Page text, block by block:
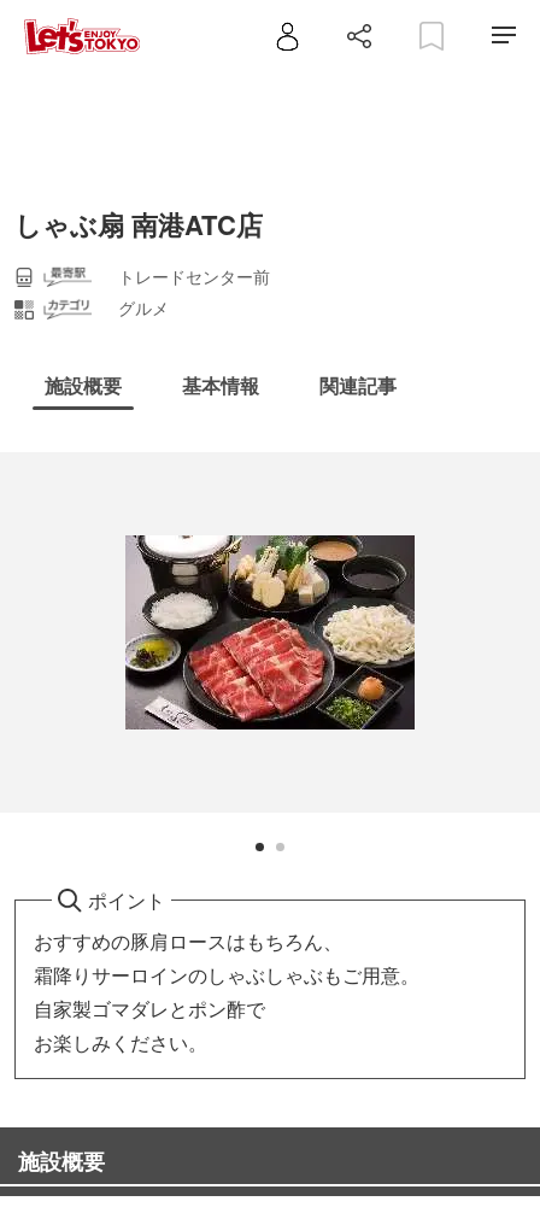
しゃぶ扇 南港ATC店
トレードセンター前
グルメ
施設概要 基本情報 関連記事
ポイント
おすすめの豚肩ロースはもちろん、
霜降りサーロインのしゃぶしゃぶもご用意。
自家製ゴマダレとポン酢で
お楽しみください。
施設概要